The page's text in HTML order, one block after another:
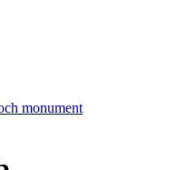
monument